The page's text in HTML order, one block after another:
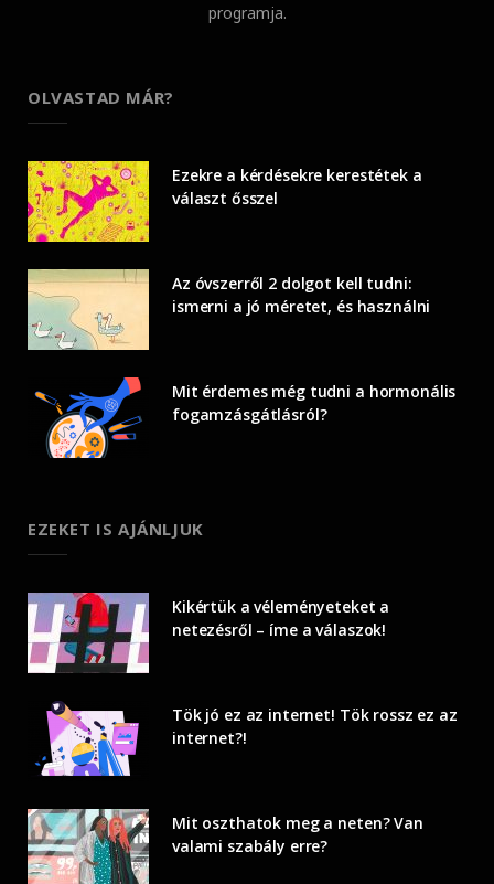
programja.
OLVASTAD MÁR?
Ezekre a kérdésekre kerestétek a
választ ősszel
Az óvszerről 2 dolgot kell tudni:
ismerni a jó méretet, és használni
Mit érdemes még tudni a hormonális
fogamzásgátlásról?
EZEKET IS AJÁNLJUK
Kikértük a véleményeteket a
netezésről – íme a válaszok!
Tök jó ez az internet! Tök rossz ez az
internet?!
Mit oszthatok meg a neten? Van
valami szabály erre?